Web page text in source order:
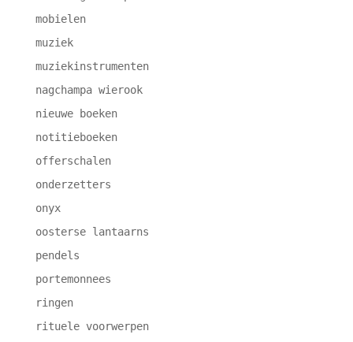
mobielen
muziek
muziekinstrumenten
nagchampa wierook
nieuwe boeken
notitieboeken
offerschalen
onderzetters
onyx
oosterse lantaarns
pendels
portemonnees
ringen
rituele voorwerpen